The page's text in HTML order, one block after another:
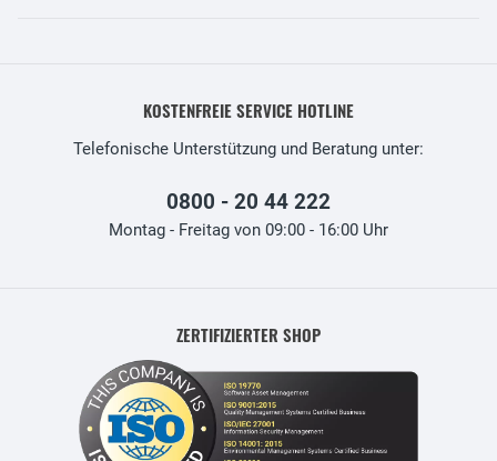
KOSTENFREIE SERVICE HOTLINE
Telefonische Unterstützung und Beratung unter:
0800 - 20 44 222
Montag - Freitag von 09:00 - 16:00 Uhr
ZERTIFIZIERTER SHOP